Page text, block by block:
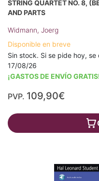
STRING QUARTET NO. 8,
AND PARTS
Widmann, Joerg
Disponible en breve
Sin stock. Si se pide hoy,
17/08/26
¡GASTOS DE ENVÍO
PVP. 109,90€